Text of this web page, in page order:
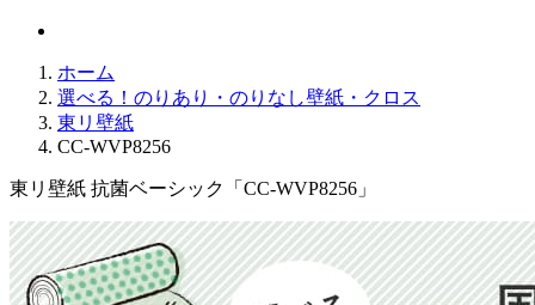
ホーム
選べる！のりあり・のりなし壁紙・クロス
東リ壁紙
CC-WVP8256
東リ壁紙 抗菌ベーシック「CC-WVP8256」